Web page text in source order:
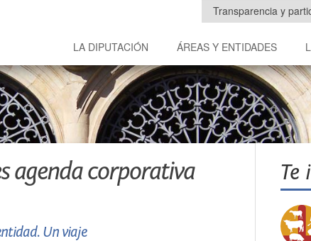
Transparencia y
LA DIPUTACIÓN ÁREAS Y ENTIDADES
agenda corporativa
Un viaje
Te